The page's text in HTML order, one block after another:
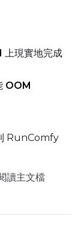
to Keep
上現實地完成
OOM
RunComfy
讀主文檔